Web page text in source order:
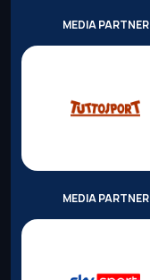
MEDIA PARTNER
MEDIA PARTNER